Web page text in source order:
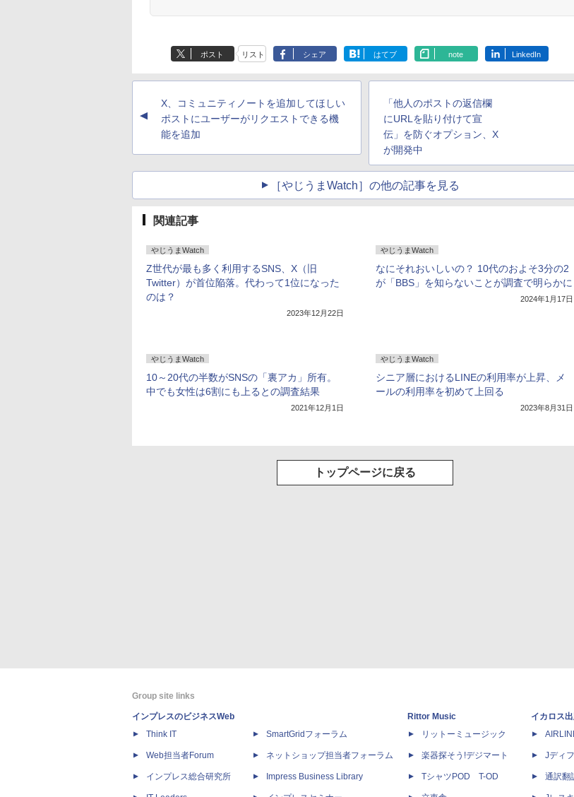
ポスト リスト シェア はてブ note LinkedIn
▲
X、コミュニティノートを追加してほしい
ポストにユーザーがリクエストできる機
能を追加
「他人のポストの返信欄
にURLを貼り付けて宣
伝」を防ぐオプション、X
が開発中
［やじうまWatch］の他の記事を見る
関連記事
やじうまWatch
Z世代が最も多く利用するSNS、X（旧
Twitter）が首位陥落。代わって1位になった
のは？
2023年12月22日
やじうまWatch
なにそれおいしいの？ 10代のおよそ3分の2
が「BBS」を知らないことが調査で明らかに
2024年1月17日
やじうまWatch
10～20代の半数がSNSの「裏アカ」所有。
中でも女性は6割にも上るとの調査結果
2021年12月1日
やじうまWatch
シニア層におけるLINEの利用率が上昇、メ
ールの利用率を初めて上回る
2023年8月31日
トップページに戻る
Group site links
インプレスのビジネスWeb
Think IT
Web担当者Forum
インプレス総合研究所
SmartGridフォーラム
ネットショップ担当者フォーラム
Impress Business Library
Rittor Music
リットーミュージック
楽器探そう!デジマート
TシャツPOD T-OD
イカロス
Jディ
通訳翻